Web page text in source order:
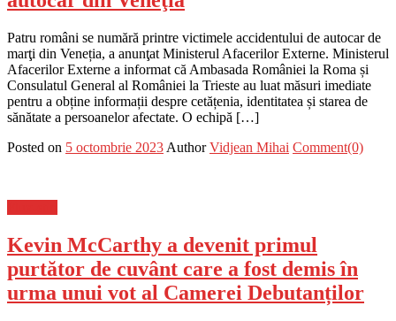
Patru români se numără printre victimele accidentului de autocar de
marţi din Veneția, a anunţat Ministerul Afacerilor Externe. Ministerul
Afacerilor Externe a informat că Ambasada României la Roma și
Consulatul General al României la Trieste au luat măsuri imediate
pentru a obține informații despre cetățenia, identitatea și starea de
sănătate a persoanelor afectate. O echipă […]
Posted on 5 octombrie 2023 Author Vidjean Mihai Comment(0)
Kevin McCarthy a devenit primul
purtător de cuvânt care a fost demis în
urma unui vot al Camerei Debutanților